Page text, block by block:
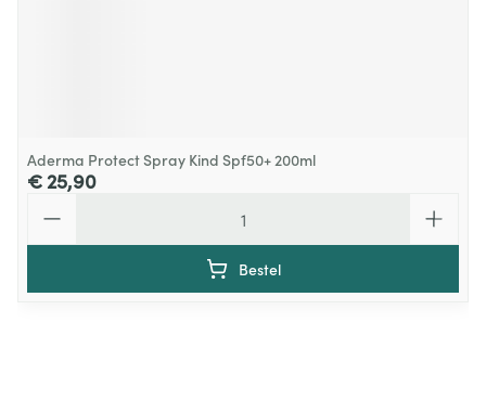
Aderma Protect Spray Kind Spf50+ 200ml
€ 25,90
Bestel